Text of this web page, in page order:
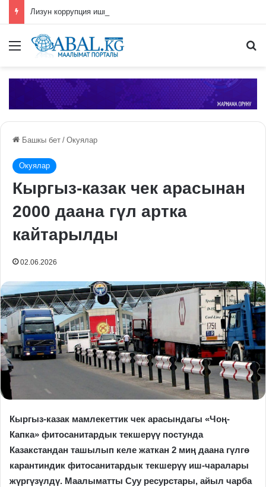
Лизун коррупция иши боюнча СИЗОго камакка алынды
Меню
Башкы бет / Окуялар
Окуялар
Кыргыз-казак чек арасынан
2000 даана гүл артка
кайтарылды
02.06.2026
Кыргыз-казак мамлекеттик чек арасындагы «Чоң-
Капка» фитосанитардык текшерүү постунда
Казакстандан ташылып келе жаткан 2 миң даана гүлгө
карантиндик фитосанитардык текшерүү иш-чаралары
жүргүзүлдү. Маалыматты Суу ресурстары, айыл чарба